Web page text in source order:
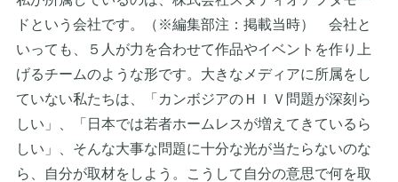
ドという会社です。（※編集部注：掲載当時） 会社と
いっても、５人が力を合わせて作品やイベントを作り上
げるチームのような形です。大きなメディアに所属をし
ていない私たちは、「カンボジアのＨＩＶ問題が深刻ら
しい」、「日本では若者ホームレスが増えてきているら
しい」、そんな大事な問題に十分な光が当たらないのな
ら、自分が取材をしよう。こうして自分の意思で何を取